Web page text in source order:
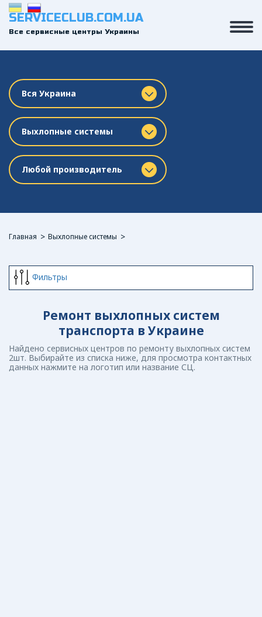
SERVICECLUB.COM.UA
Все сервисные центры Украины
Вся Украина
Выхлопные системы
Любой производитель
Главная Выхлопные системы
Фильтры
Ремонт выхлопных систем
транспорта в Украине
Найдено сервисных центров по ремонту выхлопных систем
2шт. Выбирайте из списка ниже, для просмотра контактных
данных нажмите на логотип или название СЦ.